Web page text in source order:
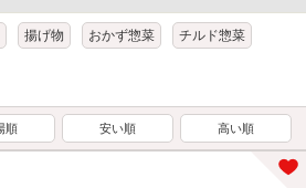
揚げ物 おかず惣菜 チルド惣菜
順 安い順 高い順